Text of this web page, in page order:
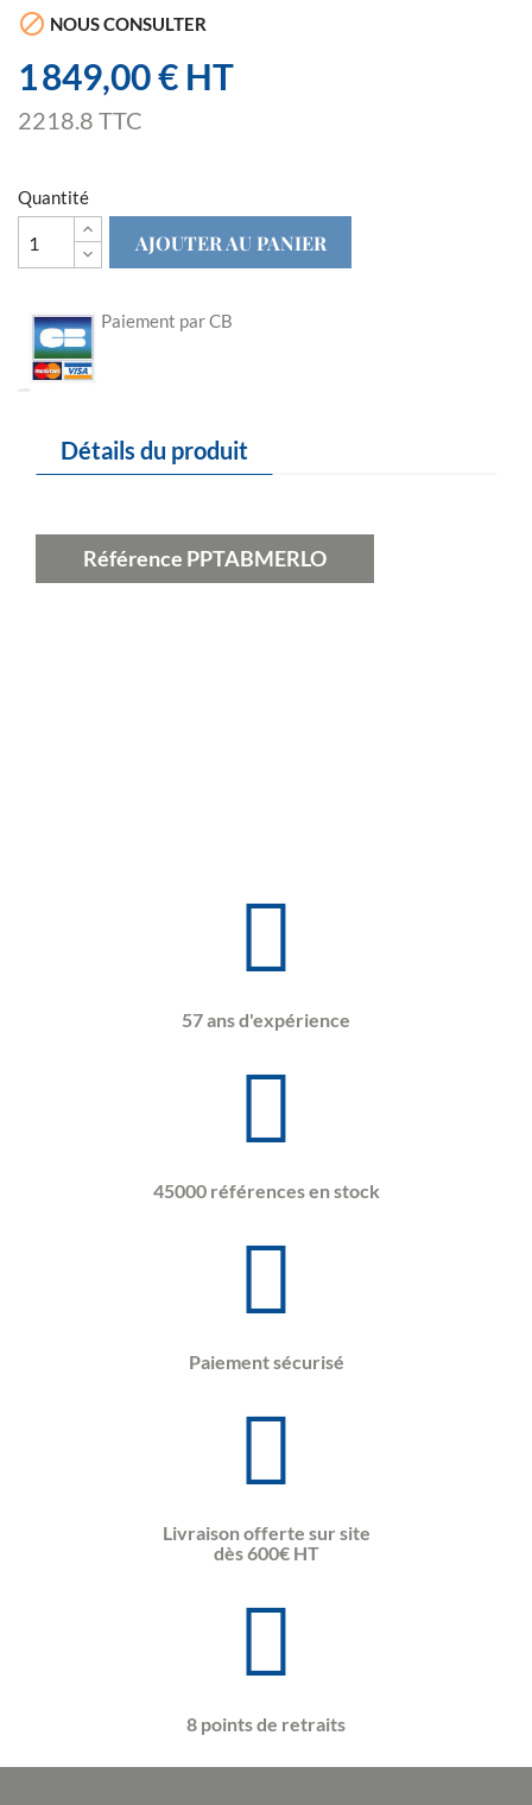
 NOUS CONSULTER
1 849,00 € HT
2218.8 TTC
Quantité
AJOUTER AU PANIER
Paiement par CB
Détails du produit
Référence PPTABMERLO
57 ans d'expérience
45000 références en stock
Paiement sécurisé
Livraison offerte sur site
dès 600€ HT
8 points de retraits